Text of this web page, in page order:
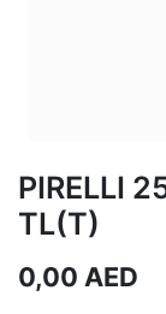
PIRELLI
TL(T)
0,00 AED